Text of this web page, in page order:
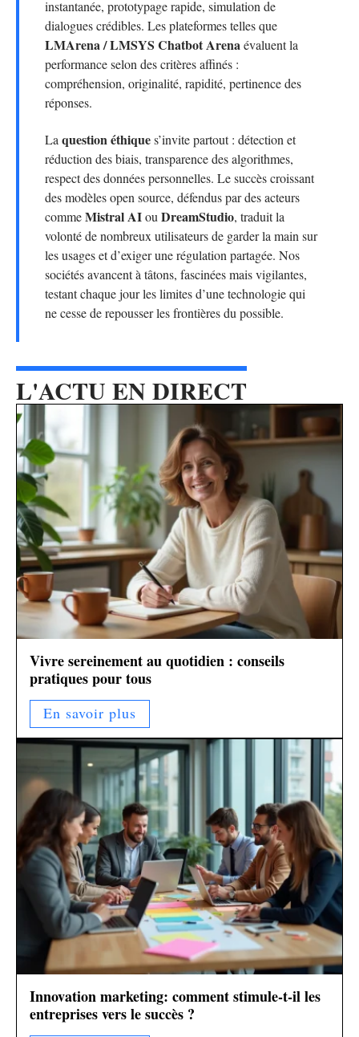
instantanée, prototypage rapide, simulation de
dialogues crédibles. Les plateformes telles que
LMArena / LMSYS Chatbot Arenaévaluent la
performance selon des critères affinés :
compréhension, originalité, rapidité, pertinence des
réponses.
La question éthiques’invite partout : détection et
réduction des biais, transparence des algorithmes,
respect des données personnelles. Le succès croissant
des modèles open source, défendus par des acteurs
commeMistral AIou DreamStudio, traduit la
volonté de nombreux utilisateurs de garder la main sur
les usages et d’exiger une régulation partagée. Nos
sociétés avancent à tâtons, fascinées mais vigilantes,
testant chaque jour les limites d’une technologie qui
ne cesse de repousser les frontières du possible.
L'ACTU EN DIRECT
Vivre sereinement au quotidien : conseils
pratiques pour tous
En savoir plus
Innovation marketing: comment stimule-t-il les
entreprises vers le succès ?